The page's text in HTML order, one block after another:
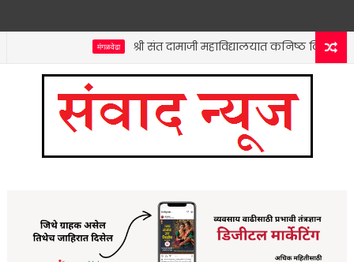
श्री संत दामाजी महाविद्यालयात कनिष्ठ विभागाच्या